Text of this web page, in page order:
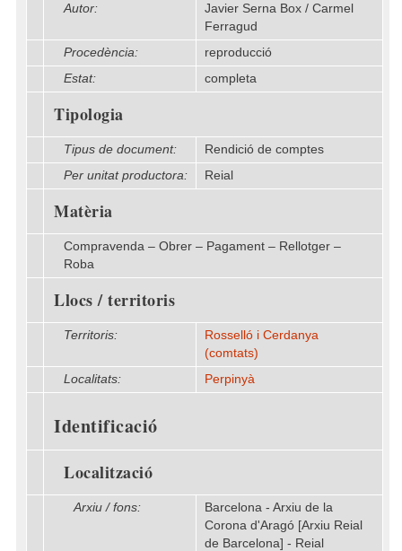
Autor:
Javier Serna Box / Carmel
Ferragud
Procedència:
reproducció
Estat:
completa
Tipologia
Tipus de document:
Rendició de comptes
Per unitat productora:
Reial
Matèria
Compravenda – Obrer – Pagament – Rellotger –
Roba
Llocs / territoris
Territoris:
Rosselló i Cerdanya
(comtats)
Localitats:
Perpinyà
Identificació
Localització
Arxiu / fons:
Barcelona - Arxiu de la
Corona d'Aragó [Arxiu Reial
de Barcelona] - Reial